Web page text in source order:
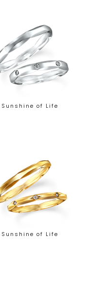
Sunshine of Life
Sunshine of Life